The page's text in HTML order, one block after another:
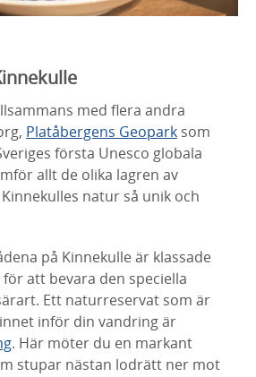
med flera andra
Platåbergens Geopark som
första Unesco globala
allt de olika lagren av
natur så unik och
på Kinnekulle är klassade
att bevara den speciella
Ett naturreservat som är
inför din vandring är
. Här möter du en markant
stupar nästan lodrätt ner mot